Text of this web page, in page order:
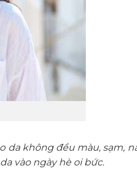
da không đều màu, sạm,
vào ngày hè oi bức.